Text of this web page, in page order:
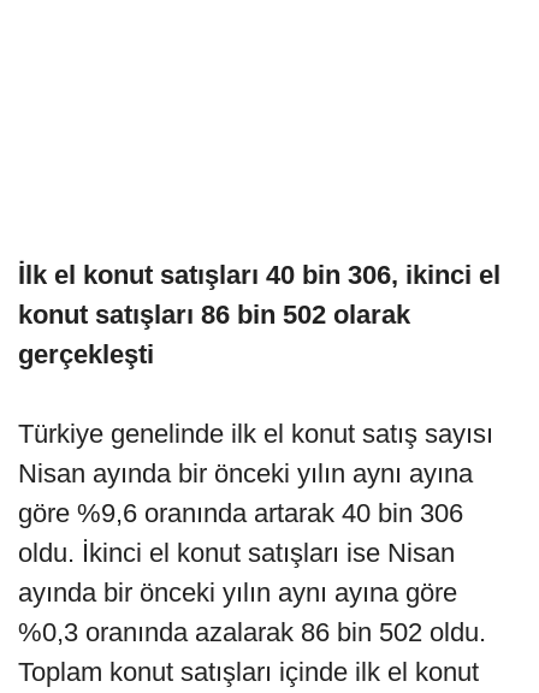
İlk el konut satışları 40 bin 306, ikinci el
konut satışları 86 bin 502 olarak
gerçekleşti
Türkiye genelinde ilk el konut satış sayısı
Nisan ayında bir önceki yılın aynı ayına
göre %9,6 oranında artarak 40 bin 306
oldu. İkinci el konut satışları ise Nisan
ayında bir önceki yılın aynı ayına göre
%0,3 oranında azalarak 86 bin 502 oldu.
Toplam konut satışları içinde ilk el konut